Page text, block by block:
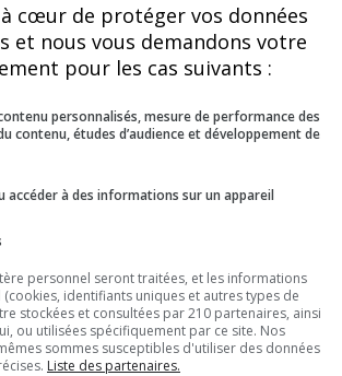
encore d'avis sur ce serveur.
serveur
cœur de protéger vos données
et nous vous demandons votre
pour les cas suivants :
personnalisés, mesure de performance des
contenu, études d’audience et développement de
accéder à des informations sur un appareil
personnel seront traitées, et les informations
identifiants uniques et autres types de
stockées et consultées par 210 partenaires, ainsi
ou utilisées spécifiquement par ce site. Nos
sommes susceptibles d'utiliser des données
Liste des partenaires.